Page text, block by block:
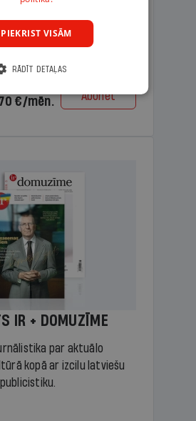
– aizraujošs
bērniem un analītiska
€/mēn. Abonēt
IR + DOMUZĪME
par aktuālo
kopā ar izcilu latviešu
PIEKRIST VISĀM
RĀDĪT DETAĻAS